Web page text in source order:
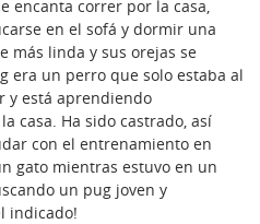
encanta correr por la casa,
en el sofá y dormir una
más linda y sus orejas se
era un perro que solo estaba al
y está aprendiendo
casa. Ha sido castrado, así
con el entrenamiento en
gato mientras estuvo en un
un pug joven y
indicado!